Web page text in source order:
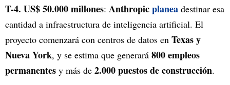
T-4. US$ 50.000 millones: Anthropicplanea destinar esa
cantidad a infraestructura de inteligencia artificial. El
proyecto comenzará con centros de datos en Texas y
Nueva York, y se estima que generará 800 empleos
permanentes y más de 2.000 puestos de construcción.